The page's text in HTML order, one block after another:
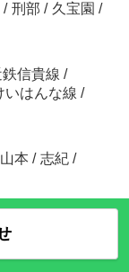
/ 刑部 / 久宝園 /
鉄信貴線 /
いはんな線 /
本 / 志紀 /